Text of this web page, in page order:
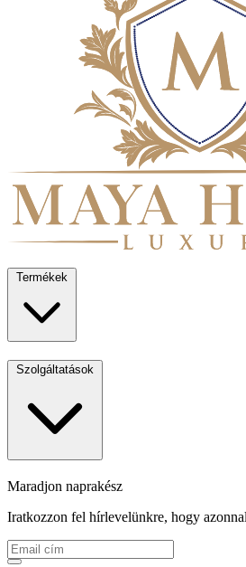
Termékek
Szolgáltatások
Maradjon naprakész
Iratkozzon fel hírlevelünkre, hogy